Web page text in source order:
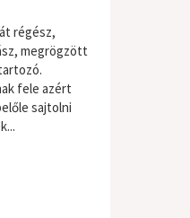
régész,
megrögzött
fele azért
sajtolni